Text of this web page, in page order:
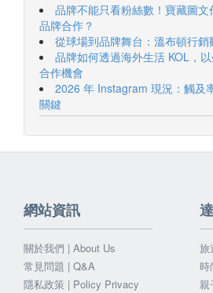
品牌不能只看粉絲數！寶藏圖
品牌合作？
從球場到品牌舞台：溫布頓行銷
品牌如何透過海外生活 KOL，
合作機會
2026 年 Instagram 現況：觸及
關鍵
網站資訊
關於我們 | About Us
常見問題 | Q&A
隱私政策 | Policy Privacy
旅
時
親